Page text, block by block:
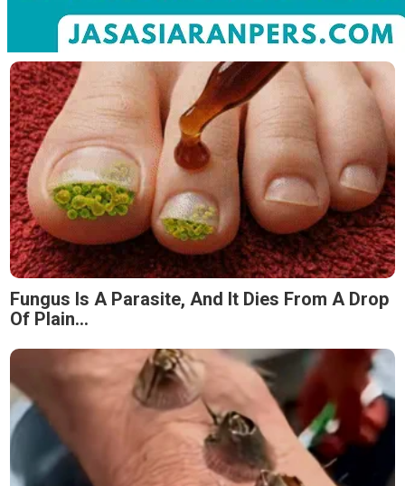
Fungus Is A Parasite, And It Dies From A Drop
Of Plain...